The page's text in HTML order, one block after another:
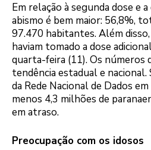
Em relação à segunda dose e
abismo é bem maior: 56,8%,
97.470 habitantes. Além
haviam tomado a dose
quarta-feira (11). Os números
tendência estadual e
da Rede Nacional de Dados
menos 4,3 milhões de
em atraso.
Preocupação com os idosos